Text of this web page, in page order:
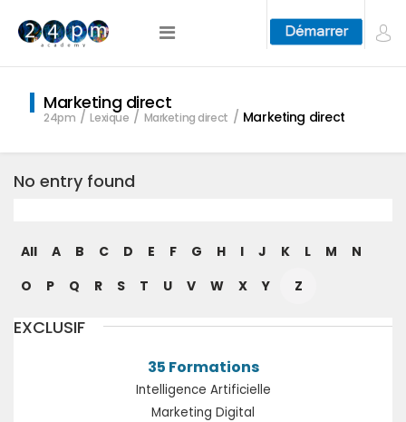
Marketing direct
24pm Lexique Marketing direct Marketing direct
No entry found
All A B C D E F G H I J K L M
N
O
P Q R S T U V W X Y Z
EXCLUSIF
35 Formations
Intelligence Artificielle
Marketing Digital